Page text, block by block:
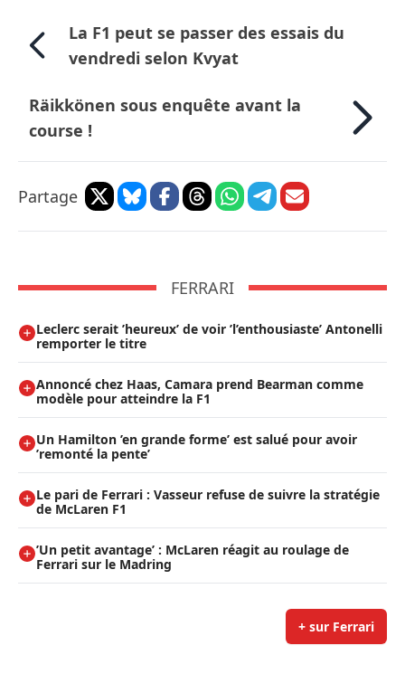
La F1 peut se passer des essais du
vendredi selon Kvyat
Räikkönen sous enquête avant la
course !
Partage
FERRARI
Leclerc serait ’heureux’ de voir ’l’enthousiaste’ Antonelli
remporter le titre
Annoncé chez Haas, Camara prend Bearman comme
modèle pour atteindre la F1
Un Hamilton ’en grande forme’ est salué pour avoir
’remonté la pente’
Le pari de Ferrari : Vasseur refuse de suivre la stratégie
de McLaren F1
’Un petit avantage’ : McLaren réagit au roulage de
Ferrari sur le Madring
+ sur Ferrari